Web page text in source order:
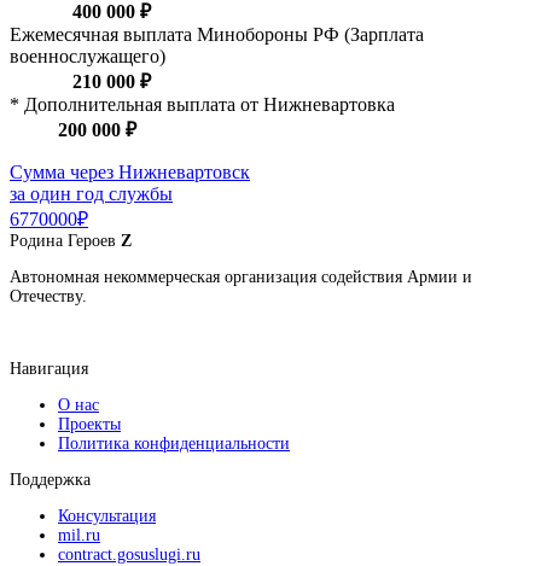
400 000 ₽
Ежемесячная выплата Минобороны РФ (Зарплата
военнослужащего)
210 000 ₽
* Дополнительная выплата от Нижневартовка
200 000 ₽
Сумма через Нижневартовск
за один год службы
6770000₽
Родина Героев Z
Автономная некоммерческая организация содействия Армии и
Отечеству.
Навигация
О нас
Проекты
Политика конфиденциальности
Поддержка
Консультация
mil.ru
contract.gosuslugi.ru